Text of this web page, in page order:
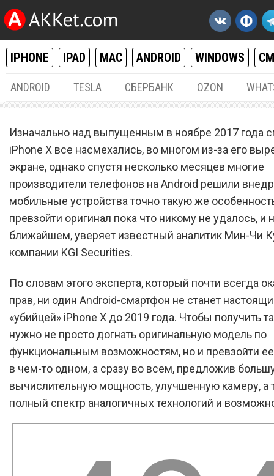
IPHONE IPAD MAC ANDROID WINDOWS
ANDROID TESLA СБЕРБАНК OZON
Ни один Android-
станет настоящим
iPhone X до 2019 года
Изначально над выпущенным в ноябре 2017 года
iPhone X все насмехались, во многом из-за его
экране, однако спустя несколько месяцев многие
производители телефонов на Android решили
мобильные устройства точно такую же
превзойти оригинал пока что никому не удалось, и
ближайшем, уверяет известный аналитик Мин-Чи
компании KGI Securities.
По словам этого эксперта, который почти всегда
прав, ни один Android-смартфон не станет
«убийцей» iPhone X до 2019 года. Чтобы получить
нужно не просто догнать оригинальную модель по
функциональным возможностям, но и превзойти
в чем-то одном, а сразу во всем, предложив
вычислительную мощность, улучшенную камеру, а
полный спектр аналогичных технологий и